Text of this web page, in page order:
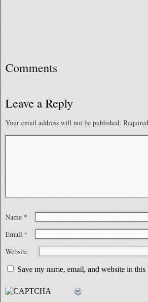
Comments
Leave a Reply
Your email address will not be published.
Name *
Email *
Website
Save my name, email, and website in